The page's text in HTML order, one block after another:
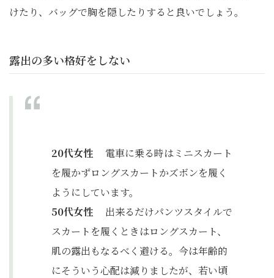
けたり、バッグで胸を隠したりすると良いでしょう。
露出の多い格好をしない
20代女性 電車に乗る時はミニスカート
を履かずロングスカートかズボンを履く
ようにしています。
50代女性 出来るだけパンツスタイルで
スカートを履くときはロングスカート、
肌の露出もなるべく避ける。今は年齢的
にそういう心配は減りましたが、若い頃